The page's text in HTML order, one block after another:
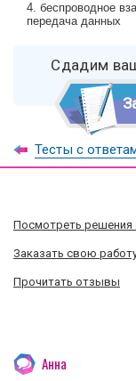
4. беспроводное
передача данных
Сдадим
Тесты с
Посмотреть решения
Заказать свою
Прочитать отзывы
Анна